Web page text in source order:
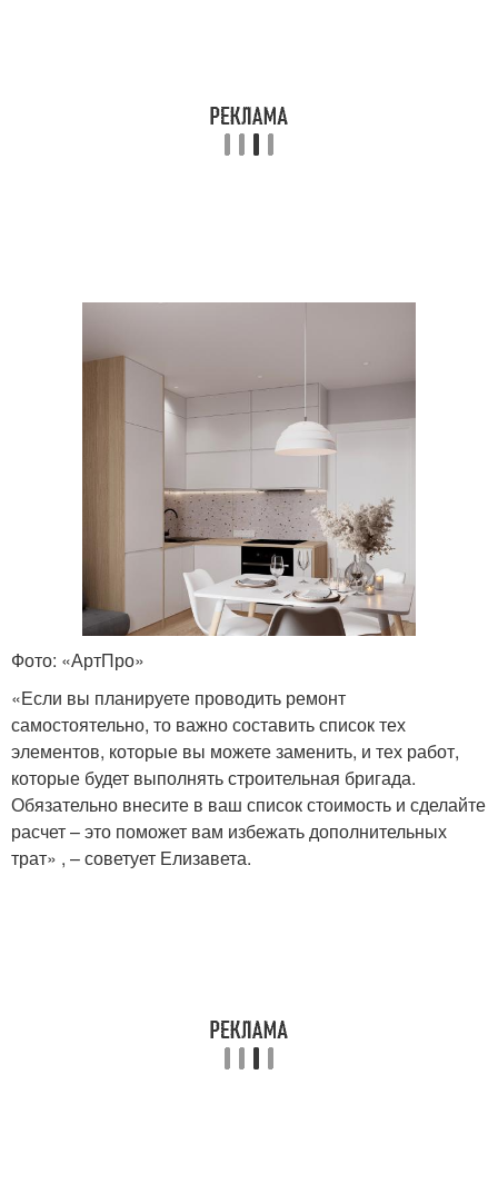
Фото: «АртПро»
«Если вы планируете проводить ремонт
самостоятельно, то важно составить список тех
элементов, которые вы можете заменить, и тех работ,
которые будет выполнять строительная бригада.
Обязательно внесите в ваш список стоимость и сделайте
расчет – это поможет вам избежать дополнительных
трат» , – советует Елизaвета.